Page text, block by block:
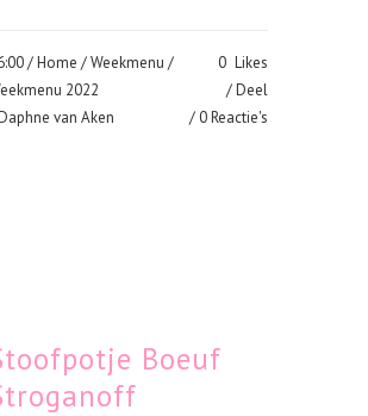
/Home /Weekmenu /
2022
van Aken
0 Likes
Deel
0 Reactie's
Boeuf